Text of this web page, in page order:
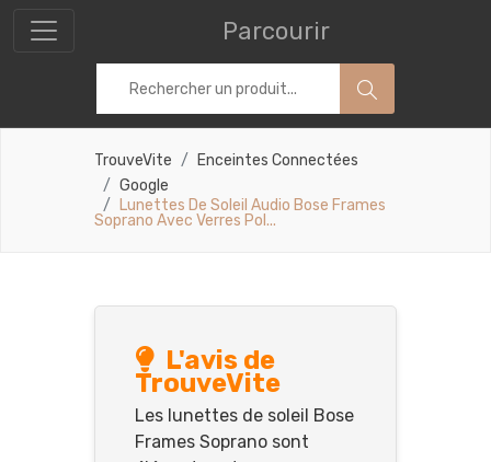
Parcourir
TrouveVite
Enceintes Connectées
Google
Lunettes De Soleil Audio Bose Frames
Soprano Avec Verres Pol...
L'avis de
TrouveVite
Les lunettes de soleil Bose
Frames Soprano sont